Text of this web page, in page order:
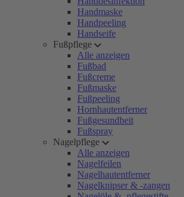
Handmaske
Handpeeling
Handseife
Fußpflege
Alle anzeigen
Fußbad
Fußcreme
Fußmaske
Fußpeeling
Hornhautentferner
Fußgesundheit
Fußspray
Nagelpflege
Alle anzeigen
Nagelfeilen
Nagelhautentferner
Nagelknipser & -zangen